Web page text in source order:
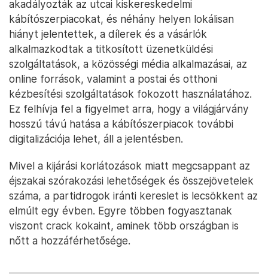
akadályozták az utcai kiskereskedelmi
kábítószerpiacokat, és néhány helyen lokálisan
hiányt jelentettek, a dílerek és a vásárlók
alkalmazkodtak a titkosított üzenetküldési
szolgáltatások, a közösségi média alkalmazásai, az
online források, valamint a postai és otthoni
kézbesítési szolgáltatások fokozott használatához.
Ez felhívja fel a figyelmet arra, hogy a világjárvány
hosszú távú hatása a kábítószerpiacok további
digitalizációja lehet, áll a jelentésben.
Mivel a kijárási korlátozások miatt megcsappant az
éjszakai szórakozási lehetőségek és összejövetelek
száma, a partidrogok iránti kereslet is lecsökkent az
elmúlt egy évben. Egyre többen fogyasztanak
viszont crack kokaint, aminek több országban is
nőtt a hozzáférhetősége.